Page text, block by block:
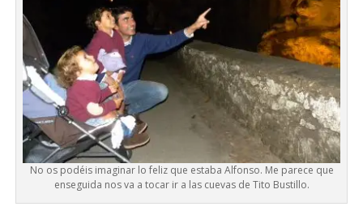
No os podéis imaginar lo feliz que estaba Alfonso. Me parece que
enseguida nos va a tocar ir a las cuevas de Tito Bustillo.